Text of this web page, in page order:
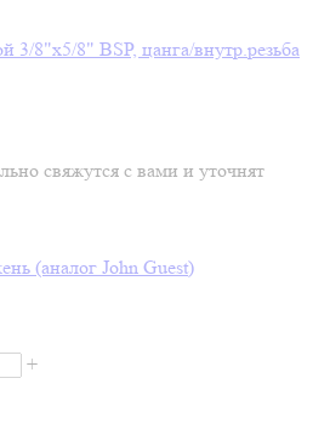
3/8"x5/8" BSP, цанга/внутр.резьба
свяжутся с вами и уточнят
(аналог John Guest)
+